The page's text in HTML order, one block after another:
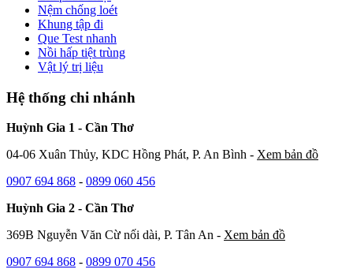
Nệm chống loét
Khung tập đi
Que Test nhanh
Nồi hấp tiệt trùng
Vật lý trị liệu
Hệ thống chi nhánh
Huỳnh Gia 1 - Cần Thơ
04-06 Xuân Thủy, KDC Hồng Phát, P. An Bình - Xem bản đồ
0907 694 868 - 0899 060 456
Huỳnh Gia 2 - Cần Thơ
369B Nguyễn Văn Cừ nối dài, P. Tân An - Xem bản đồ
0907 694 868 - 0899 070 456